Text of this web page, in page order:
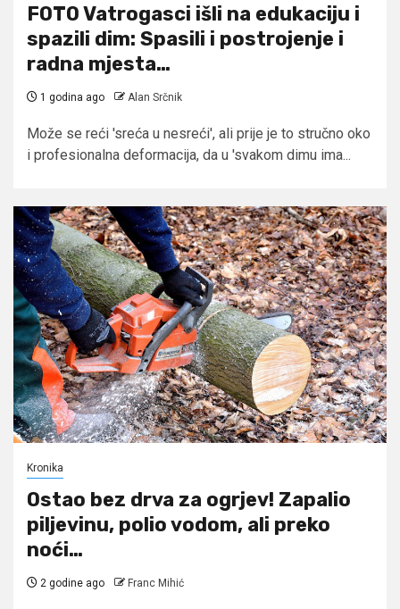
FOTO Vatrogasci išli na edukaciju i
spazili dim: Spasili i postrojenje i
radna mjesta…
1 godina ago Alan Srčnik
Može se reći 'sreća u nesreći', ali prije je to stručno oko
i profesionalna deformacija, da u 'svakom dimu ima...
Kronika
Ostao bez drva za ogrjev! Zapalio
piljevinu, polio vodom, ali preko
noći…
2 godine ago Franc Mihić